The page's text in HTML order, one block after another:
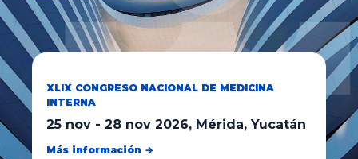
XLIX CONGRESO NACIONAL DE MEDICINA
INTERNA
25 nov - 28 nov 2026, Mérida, Yucatán
Más información →